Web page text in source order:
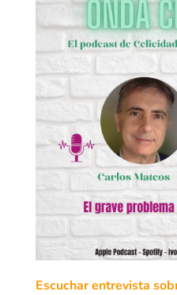
Escuchar entrevista